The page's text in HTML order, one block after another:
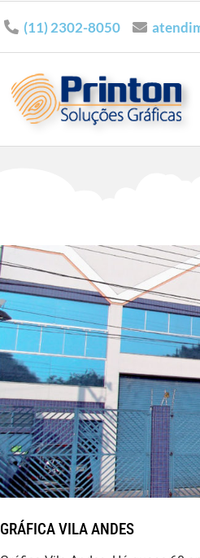
(11) 2302-8050
GRÁFICA VILA ANDES